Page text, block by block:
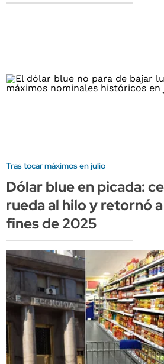
Tras tocar máximos en julio
Dólar blue en picada:
rueda al hilo y retornó
fines de 2025